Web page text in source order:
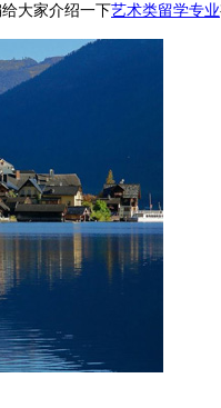
大家介绍一下艺术类留学专业